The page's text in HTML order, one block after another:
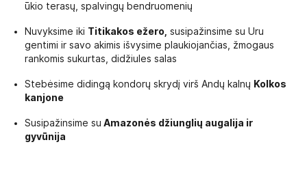
ūkio terasų, spalvingų bendruomenių
Nuvyksime iki Titikakos ežero, susipažinsime su Uru
gentimi ir savo akimis išvysime plaukiojančias, žmogaus
rankomis sukurtas, didžiules salas
Stebėsime didingą kondorų skrydį virš Andų kalnų Kolkos
kanjone
Susipažinsime su Amazonės džiunglių augalija ir
gyvūnija